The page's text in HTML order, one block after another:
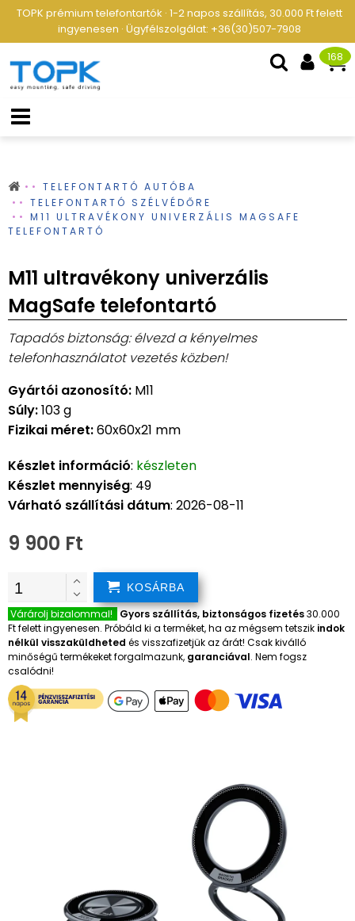
TOPK prémium telefontartók · 1-2 napos szállítás, 30.000 Ft felett
ingyenesen · Ügyfélszolgálat: +36(30)507-7908
168
TELEFONTARTÓ AUTÓBA
TELEFONTARTÓ SZÉLVÉDŐRE
M11 ULTRAVÉKONY UNIVERZÁLIS MAGSAFE
TELEFONTARTÓ
M11 ultravékony univerzális
MagSafe telefontartó
Tapadós biztonság: élvezd a kényelmes
telefonhasználatot vezetés közben!
Gyártói azonosító: M11
Súly:103 g
Fizikai méret:60x60x21 mm
Készlet információ: készleten
Készlet mennyiség: 49
Várható szállítási dátum: 2026-08-11
9 900 Ft
KOSÁRBA
Várárolj bizalommal! Gyors szállítás, biztonságos fizetés30.000
Ft felett ingyenesen. Próbáld ki a terméket, ha az mégsem tetszik indok
nélkül visszaküldheted és visszafizetjük az árát! Csak kiválló
minőségű termékeket forgalmazunk, garanciával. Nem fogsz
csalódni!